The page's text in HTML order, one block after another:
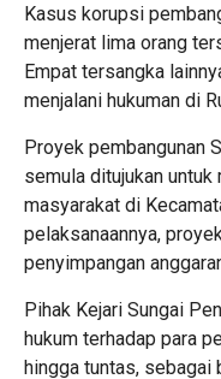
Kasus korupsi
menjerat lima orang
Empat tersangka
menjalani hukuman di
Proyek pembangunan
semula ditujukan untuk
masyarakat di
pelaksanaannya,
penyimpangan
Pihak Kejari Sungai
hukum terhadap para
hingga tuntas, sebagai